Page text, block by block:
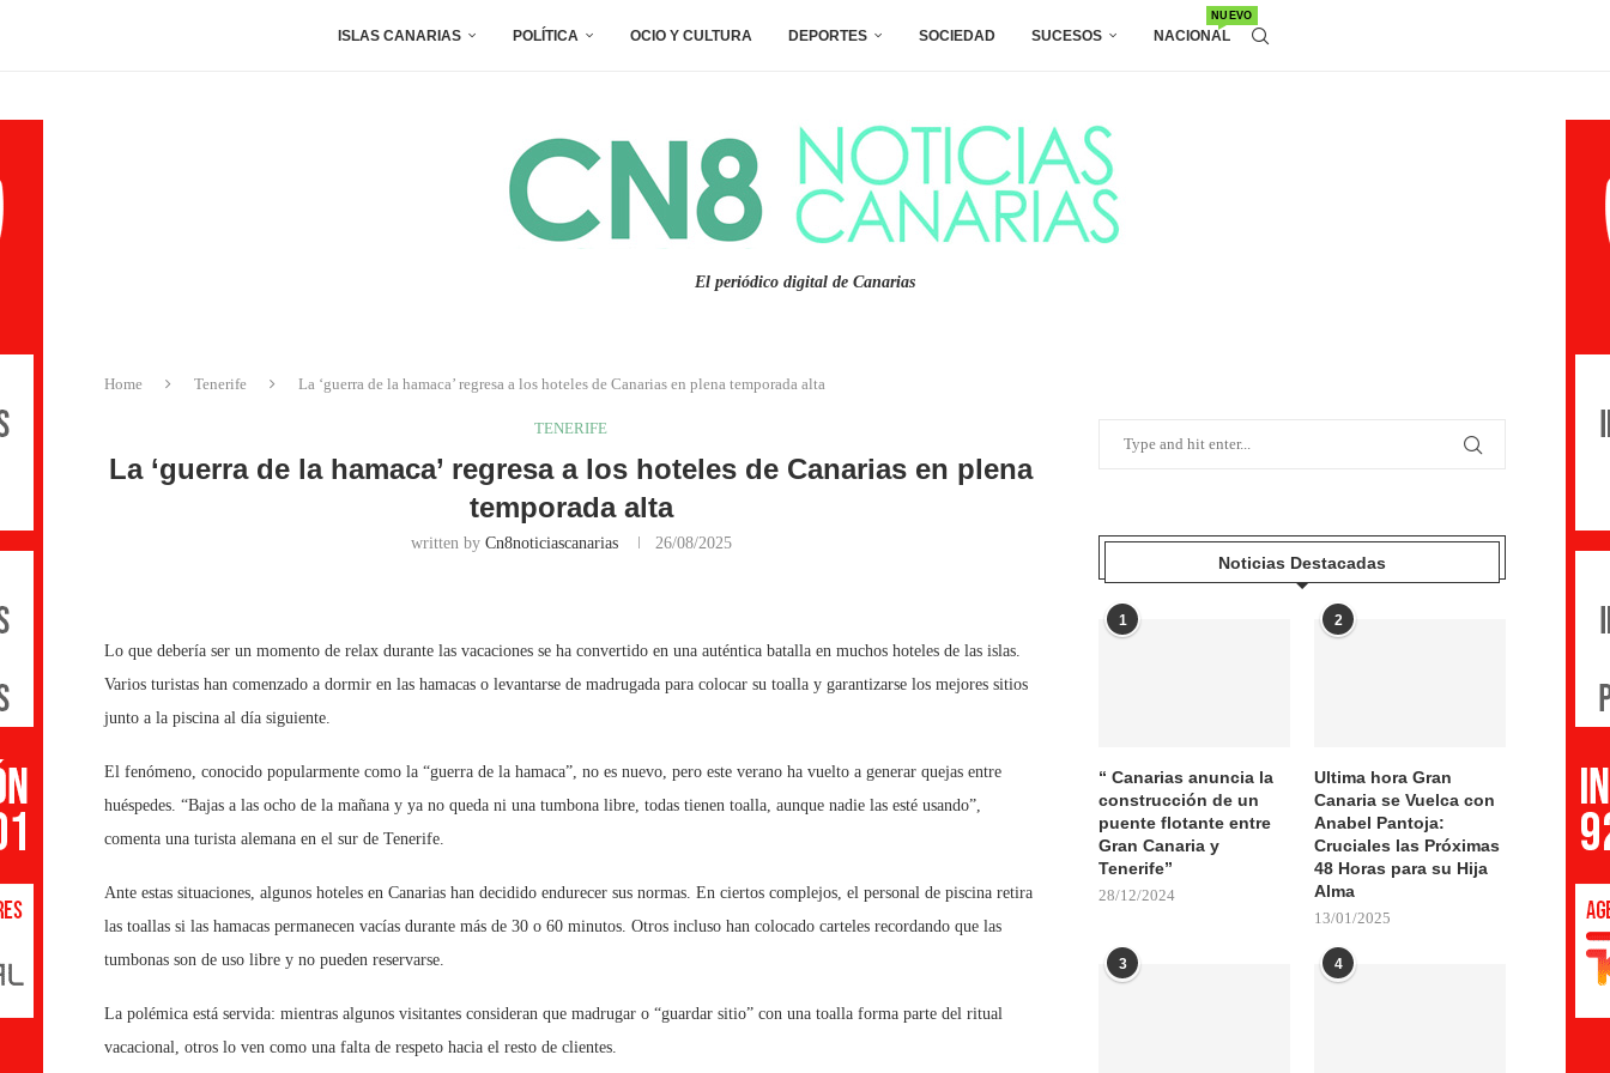
ISLAS CANARIAS POLÍTICA OCIO Y CULTURA DEPORTES SOCIEDAD SUCESOS NACIONAL
NUEVO
El periódico digital de Canarias
Home Tenerife La ‘guerra de la hamaca’ regresa a los hoteles de Canarias en plena temporada alta
TENERIFE
La ‘guerra de la hamaca’ regresa a los hoteles de Canarias en plena
temporada alta
written by Cn8noticiascanarias 26/08/2025
Lo que debería ser un momento de relax durante las vacaciones se ha convertido en una auténtica batalla en muchos hoteles de las islas.
Varios turistas han comenzado a dormir en las hamacas o levantarse de madrugada para colocar su toalla y garantizarse los mejores sitios
junto a la piscina al día siguiente.
El fenómeno, conocido popularmente como la “guerra de la hamaca”, no es nuevo, pero este verano ha vuelto a generar quejas entre
huéspedes. “Bajas a las ocho de la mañana y ya no queda ni una tumbona libre, todas tienen toalla, aunque nadie las esté usando”,
comenta una turista alemana en el sur de Tenerife.
Ante estas situaciones, algunos hoteles en Canarias han decidido endurecer sus normas. En ciertos complejos, el personal de piscina retira
las toallas si las hamacas permanecen vacías durante más de 30 o 60 minutos. Otros incluso han colocado carteles recordando que las
tumbonas son de uso libre y no pueden reservarse.
La polémica está servida: mientras algunos visitantes consideran que madrugar o “guardar sitio” con una toalla forma parte del ritual
vacacional, otros lo ven como una falta de respeto hacia el resto de clientes.
Noticias Destacadas
1
“ Canarias anuncia la
construcción de un
puente flotante entre
Gran Canaria y
Tenerife”
28/12/2024
2
Ultima hora Gran
Canaria se Vuelca con
Anabel Pantoja:
Cruciales las Próximas
48 Horas para su Hija
Alma
13/01/2025
3 4